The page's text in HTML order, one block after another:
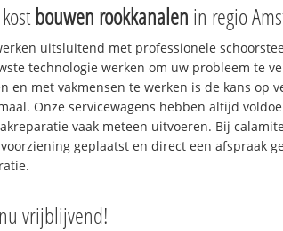
bouwen rookkanalen in regio
uitsluitend met professionele
technologie werken om uw probleem te
en met vakmensen te werken is de kans op
Onze servicewagens hebben altijd
vaak meteen uitvoeren. Bij
geplaatst en direct een afspraak
vrijblijvend!